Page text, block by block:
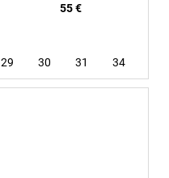
55 €
29 30 31 34